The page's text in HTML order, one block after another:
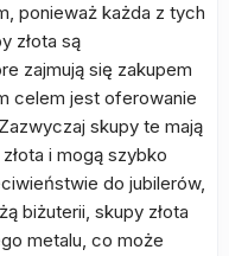
ponieważ każda z tych
złota są
zajmują się zakupem
celem jest oferowanie
skupy te mają
i mogą szybko
do jubilerów,
biżuterii, skupy złota
metalu, co może